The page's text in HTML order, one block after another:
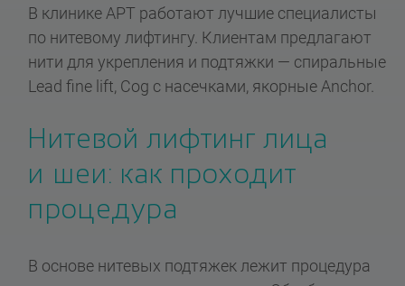
В клинике АРТ работают лучшие специалисты
по нитевому лифтингу. Клиентам предлагают
нити для укрепления и подтяжки — спиральные
Lead fine lift, Cog с насечками, якорные Anchor.
Нитевой лифтинг лица
и шеи: как проходит
процедура
В основе нитевых подтяжек лежит процедура